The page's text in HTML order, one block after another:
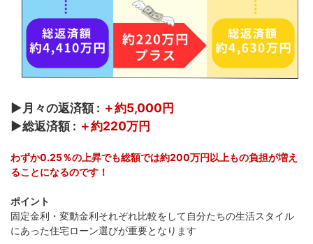
▶月々の返済額 : ＋約5,000円
▶総返済額 : ＋約220万円
わずか0.25％の上昇でも総額では約200万円以上もの負担が増え
ることになるのです！
ポイント
固定金利・変動金利それぞれ比較をして自分たちの生活スタイル
にあった住宅ローン選びが重要となります